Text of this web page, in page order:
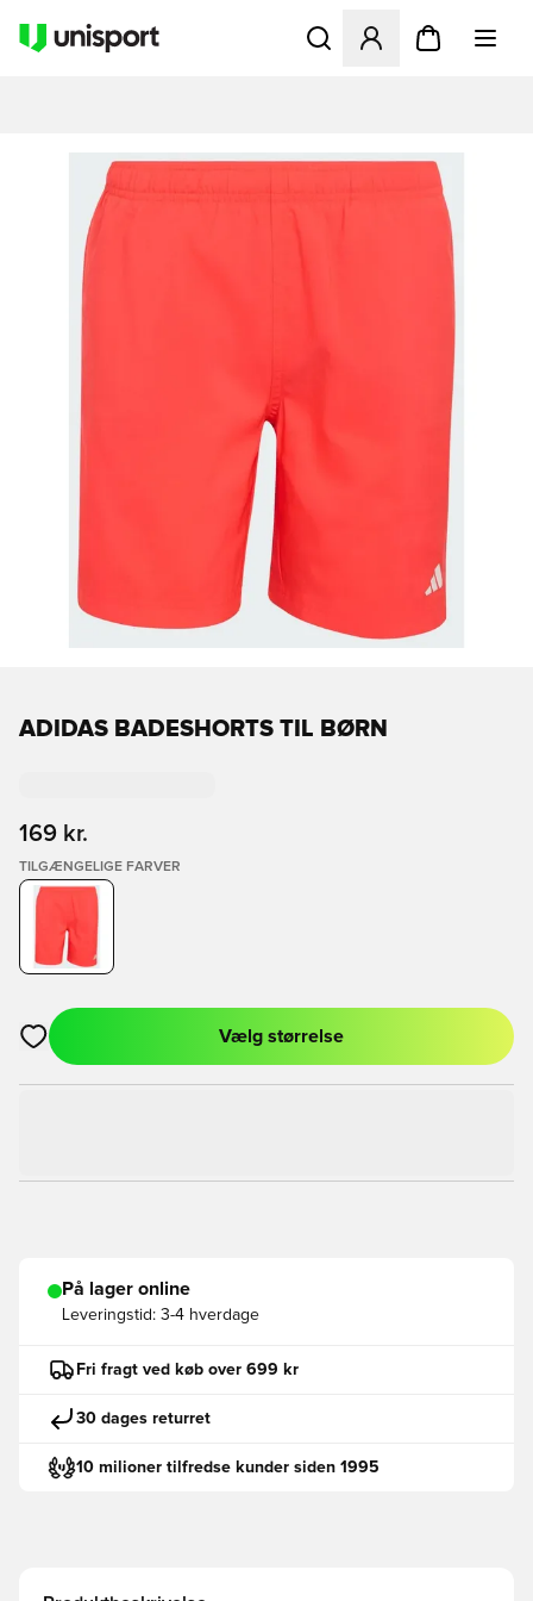
Åbner en Modal til at
ADIDAS BADESHORTS TIL BØRN
169 kr.
TILGÆNGELIGE FARVER
Åbner en Modal til at logge ind eller tilmelde dig som medlem
Vælg størrelse
På lager online
Leveringstid: 3-4 hverdage
Fri fragt ved køb over 699 kr
30 dages returret
10 milioner tilfredse kunder siden 1995